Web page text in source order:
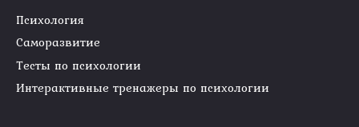
Психология
Саморазвитие
Тесты по психологии
Интерактивные тренажеры по психологии